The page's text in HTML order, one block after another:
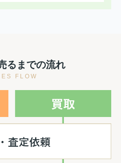
るまでの流れ
FLOW